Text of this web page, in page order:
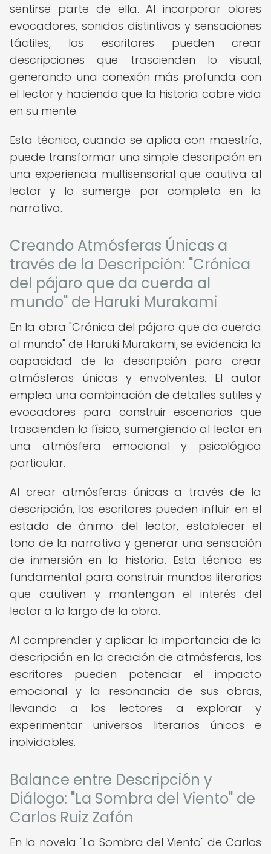
sentirse parte de ella. Al incorporar olores
evocadores, sonidos distintivos y sensaciones
táctiles, los escritores pueden crear
descripciones que trascienden lo visual,
generando una conexión más profunda con
el lector y haciendo que la historia cobre vida
en su mente.
Esta técnica, cuando se aplica con maestría,
puede transformar una simple descripción en
una experiencia multisensorial que cautiva al
lector y lo sumerge por completo en la
narrativa.
Creando Atmósferas Únicas a
través de la Descripción: "Crónica
del pájaro que da cuerda al
mundo" de Haruki Murakami
En la obra "Crónica del pájaro que da cuerda
al mundo" de Haruki Murakami, se evidencia la
capacidad de la descripción para crear
atmósferas únicas y envolventes. El autor
emplea una combinación de detalles sutiles y
evocadores para construir escenarios que
trascienden lo físico, sumergiendo al lector en
una atmósfera emocional y psicológica
particular.
Al crear atmósferas únicas a través de la
descripción, los escritores pueden influir en el
estado de ánimo del lector, establecer el
tono de la narrativa y generar una sensación
de inmersión en la historia. Esta técnica es
fundamental para construir mundos literarios
que cautiven y mantengan el interés del
lector a lo largo de la obra.
Al comprender y aplicar la importancia de la
descripción en la creación de atmósferas, los
escritores pueden potenciar el impacto
emocional y la resonancia de sus obras,
llevando a los lectores a explorar y
experimentar universos literarios únicos e
inolvidables.
Balance entre Descripción y
Diálogo: "La Sombra del Viento" de
Carlos Ruiz Zafón
En la novela "La Sombra del Viento" de Carlos